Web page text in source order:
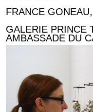
FRANCE
GALERIE PRINCE
AMBASSADE DU